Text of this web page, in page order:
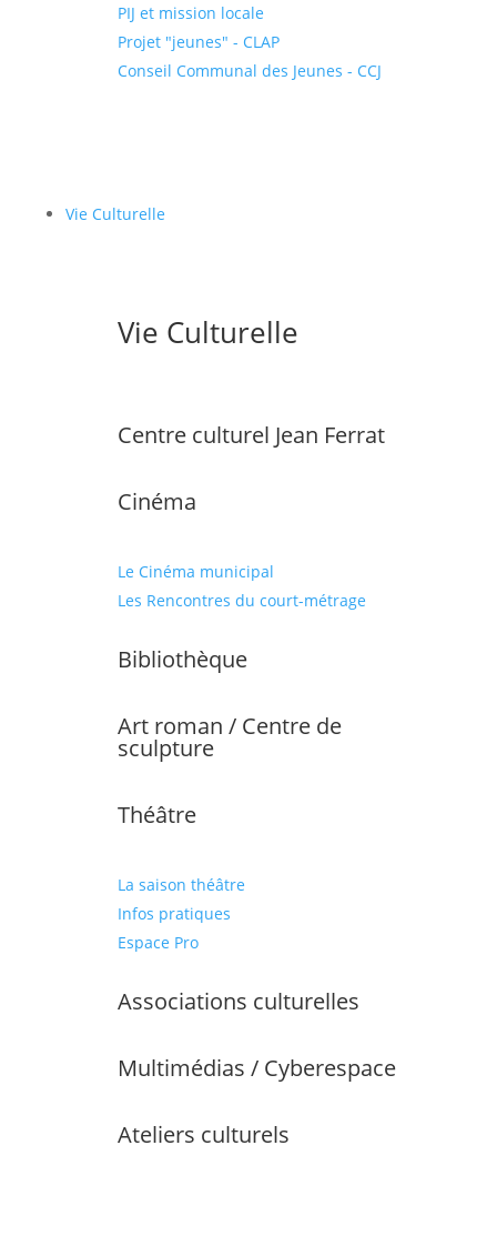
PIJ et mission locale
Projet "jeunes" - CLAP
Conseil Communal des Jeunes - CCJ
Vie Culturelle
Vie Culturelle
Centre culturel Jean Ferrat
Cinéma
Le Cinéma municipal
Les Rencontres du court-métrage
Bibliothèque
Art roman / Centre de
sculpture
Théâtre
La saison théâtre
Infos pratiques
Espace Pro
Associations culturelles
Multimédias / Cyberespace
Ateliers culturels